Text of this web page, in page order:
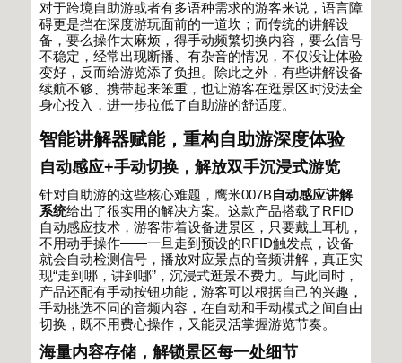
对于跨境自助游或者有多语种需求的游客来说，语言障
碍更是挡在深度游玩面前的一道坎；而传统的讲解设
备，要么操作太麻烦，得手动频繁切换内容，要么信号
不稳定，经常出现断播、有杂音的情况，不仅没让体验
变好，反而给游览添了负担。除此之外，有些讲解设备
续航不够、携带起来笨重，也让游客在逛景区时没法全
身心投入，进一步拉低了自助游的舒适度。
智能讲解器赋能，重构自助游深度体验
自动感应+手动切换，解放双手沉浸式游览
针对自助游的这些核心难题，鹰米007B自动感应讲解
系统给出了很实用的解决方案。这款产品搭载了 RFID
自动感应技术，游客带着设备进景区，只要戴上耳机，
不用动手操作——一旦走到预设的RFID触发点，设备
就会自动检测信号，播放对应景点的音频讲解，真正实
现“走到哪，讲到哪” ，沉浸式逛景不费力。与此同时，
产品还配有手动按钮功能，游客可以根据自己的兴趣，
手动挑选不同的音频内容，在自动和手动模式之间自由
切换，既不用费心操作，又能灵活掌握游览节奏。
海量内容存储，解锁景区每一处细节